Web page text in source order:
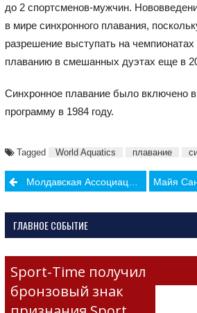
до 2 спортсменов-мужчин.
в мире синхронного плавания,
разрешение выступать на
плаванию в смешанных дуэтах еще в
Синхронное плавание было включено
программу в 1984 году.
Tagged World Aquatics плавание
PostМолдавская Ассоциация Спортивной Прессы назвала имена лучших спортсменов года Майя Санду наградила
ГЛАВНОЕ СОБЫТИЕ
Sport-Time получил
бронзовый знак